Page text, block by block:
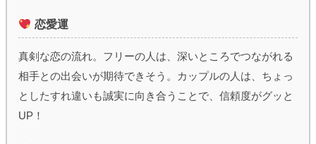
恋愛運
真剣な恋の流れ。フリーの人は、深いところでつながれる
相手との出会いが期待できそう。カップルの人は、ちょっ
としたすれ違いも誠実に向き合うことで、信頼度がグッと
UP！